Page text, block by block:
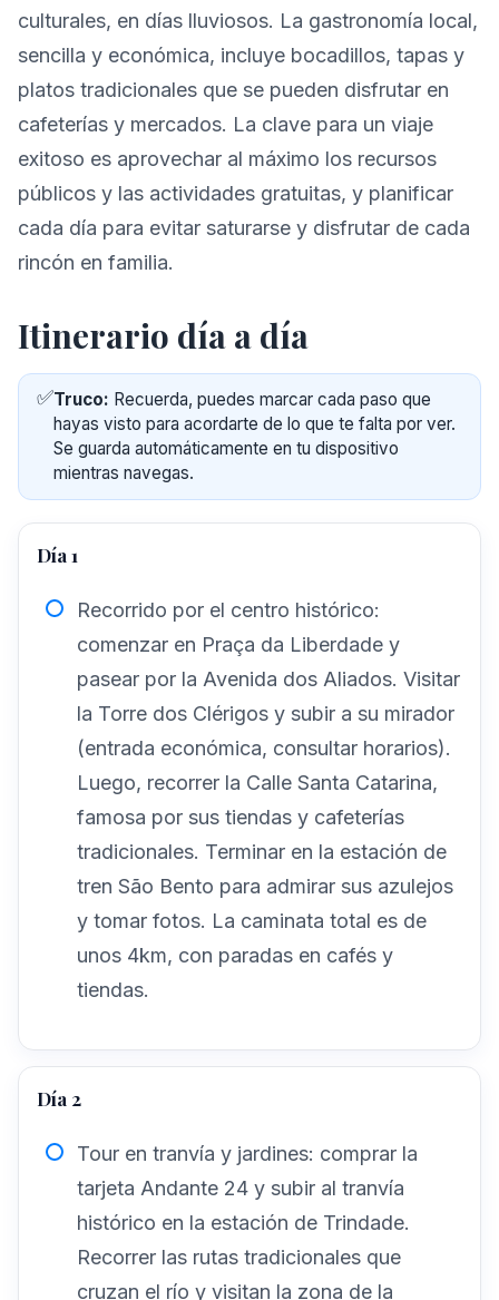
culturales, en días lluviosos. La gastronomía local,
sencilla y económica, incluye bocadillos, tapas y
platos tradicionales que se pueden disfrutar en
cafeterías y mercados. La clave para un viaje
exitoso es aprovechar al máximo los recursos
públicos y las actividades gratuitas, y planificar
cada día para evitar saturarse y disfrutar de cada
rincón en familia.
Itinerario día a día
✅Truco: Recuerda, puedes marcar cada paso que
hayas visto para acordarte de lo que te falta por ver.
Se guarda automáticamente en tu dispositivo
mientras navegas.
Día 1
Recorrido por el centro histórico:
comenzar en Praça da Liberdade y
pasear por la Avenida dos Aliados. Visitar
la Torre dos Clérigos y subir a su mirador
(entrada económica, consultar horarios).
Luego, recorrer la Calle Santa Catarina,
famosa por sus tiendas y cafeterías
tradicionales. Terminar en la estación de
tren São Bento para admirar sus azulejos
y tomar fotos. La caminata total es de
unos 4km, con paradas en cafés y
tiendas.
Día 2
Tour en tranvía y jardines: comprar la
tarjeta Andante 24 y subir al tranvía
histórico en la estación de Trindade.
Recorrer las rutas tradicionales que
cruzan el río y visitan la zona de la